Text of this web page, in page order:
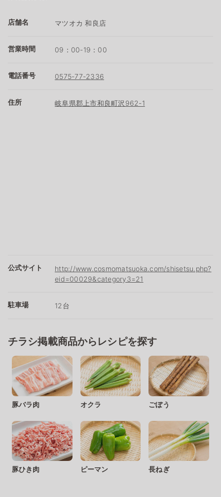
店舗名 マツオカ 和良店
営業時間 09：00-19：00
電話番号 0575-77-2336
住所 岐阜県郡上市和良町沢962-1
公式サイト
http://www.cosmomatsuoka.com/shisetsu.php?
eid=00029&category3=21
駐車場 12台
チラシ掲載商品からレシピを探す
豚バラ肉 オクラ ごぼう
豚ひき肉 ピーマン 長ねぎ